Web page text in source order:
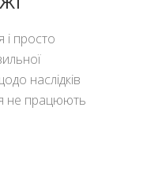
і просто
наслідків
не працюють